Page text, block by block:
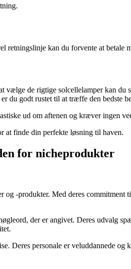
retningslinje kan du forvente at
vælge de rigtige solcellelamper kan
du godt rustet til at træffe den bedste
ud om aftenen og kræver ingen
at finde din perfekte løsning til haven.
for nicheprodukter
-produkter. Med deres
der er angivet. Deres udvalg
Deres personale er veluddannede